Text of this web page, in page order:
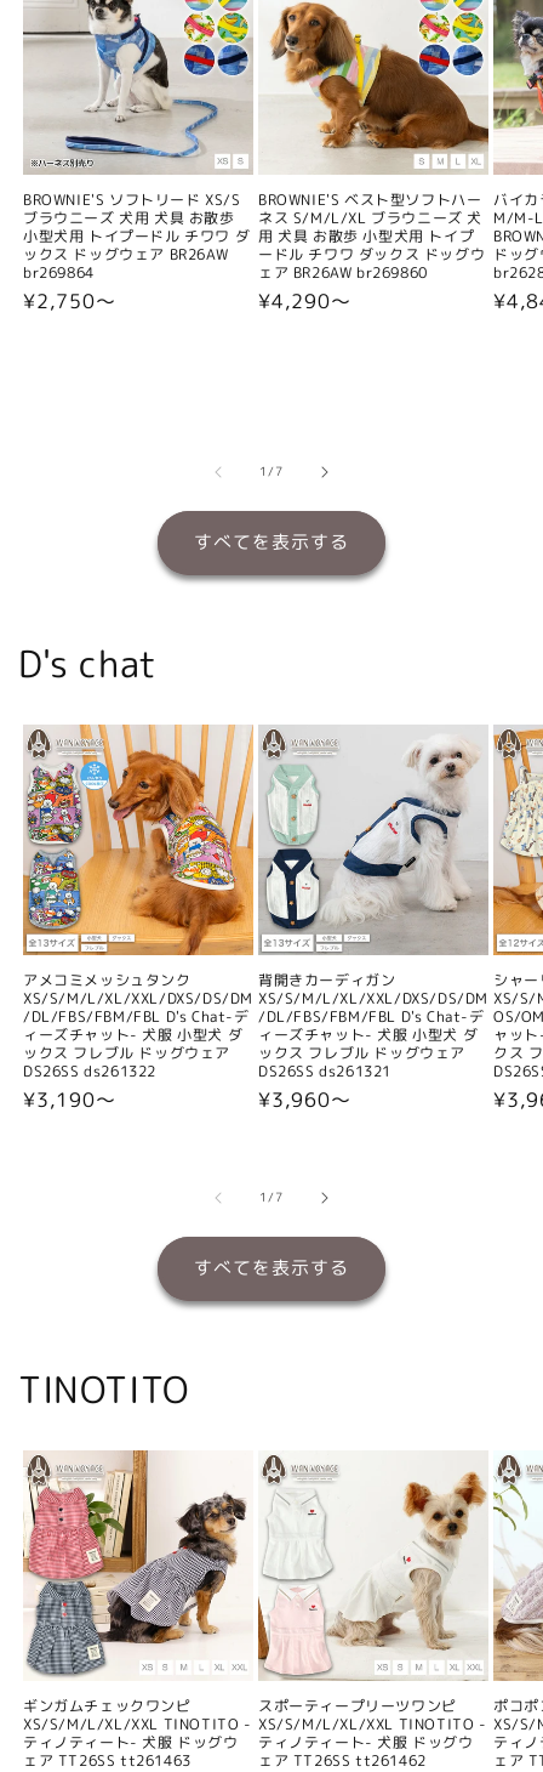
BROWNIE'S ソフトリード XS/S
ブラウニーズ 犬用 犬具 お散歩
小型犬用 トイプードル チワワ ダ
ックス ドッグウェア BR26AW
br269864
通
¥2,750〜
BROWNIE'S ベスト型ソフトハー
ネス S/M/L/XL ブラウニーズ 犬
用 犬具 お散歩 小型犬用 トイプ
ードル チワワ ダックス ドッグウ
ェア BR26AW br269860
通
¥4,290〜
バイ
M/M-
ドッ
通
1/の
7
すべてを表示する
D's chat
アメコミメッシュタンク
XS/S/M/L/XL/XXL/DXS/DS/DM
/DL/FBS/FBM/FBL D's Chat-デ
ィーズチャット- 犬服 小型犬 ダ
ックス フレブル ドッグウェア
DS26SS ds261322
通
¥3,190〜
背開きカーディガン
XS/S/M/L/XL/XXL/DXS/DS/DM
/DL/FBS/FBM/FBL D's Chat-デ
ィーズチャット- 犬服 小型犬 ダ
ックス フレブル ドッグウェア
DS26SS ds261321
通
¥3,960〜
シャ
XS/
OS/
ャッ
クス
通
1/の
7
すべてを表示する
TINOTITO
ギンガムチェックワンピ
XS/S/M/L/XL/XXL TINOTITO -
ティノティート- 犬服 ドッグウ
ェア TT26SS tt261463
スポーティープリーツワンピ
XS/S/M/L/XL/XXL TINOTITO -
ティノティート- 犬服 ドッグウ
ェア TT26SS tt261462
ポコ
XS/S/
ティ
ェア